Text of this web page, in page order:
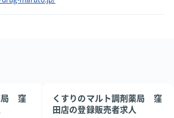
局 窪
くすりのマルト調剤薬局 窪
田店の登録販売者求人